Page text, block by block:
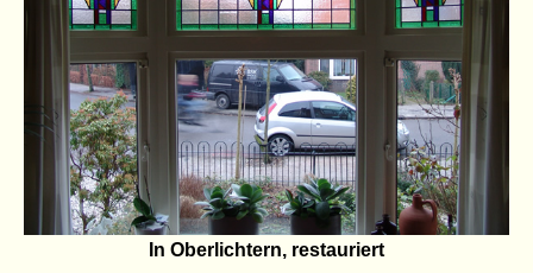
In Oberlichtern, restauriert